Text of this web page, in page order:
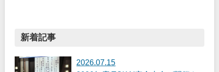
新着記事
2026.07.15